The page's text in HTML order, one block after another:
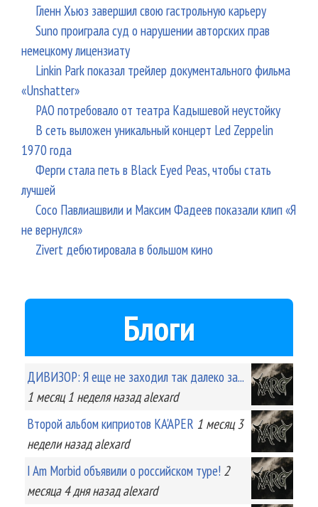
Гленн Хьюз завершил свою гастрольную карьеру
Suno проиграла суд о нарушении авторских прав
немецкому лицензиату
Linkin Park показал трейлер документального фильма
«Unshatter»
РАО потребовало от театра Кадышевой неустойку
В сеть выложен уникальный концерт Led Zeppelin
1970 года
Ферги стала петь в Black Eyed Peas, чтобы стать
лучшей
Сосо Павлиашвили и Максим Фадеев показали клип «Я
не вернулся»
Zivert дебютировала в большом кино
Блоги
ДИВИЗОР: Я еще не заходил так далеко за...
1 месяц 1 неделяназад alexard
Второй альбом киприотов KA'APER 1 месяц 3
неделиназад alexard
I Am Morbid объявили о российском туре! 2
месяца 4 дняназад alexard